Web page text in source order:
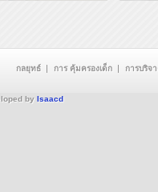
กลยุทธ์ การ คุ้มครองเด็ก การบริจ
by Isaacd